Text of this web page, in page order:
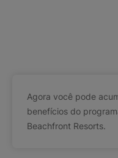
Agora você pode
benefícios do
Beachfront Resorts.